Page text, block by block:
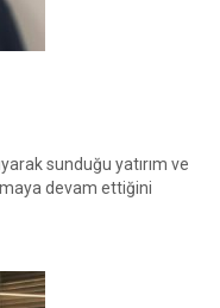
sunduğu yatırım ve
devam ettiğini